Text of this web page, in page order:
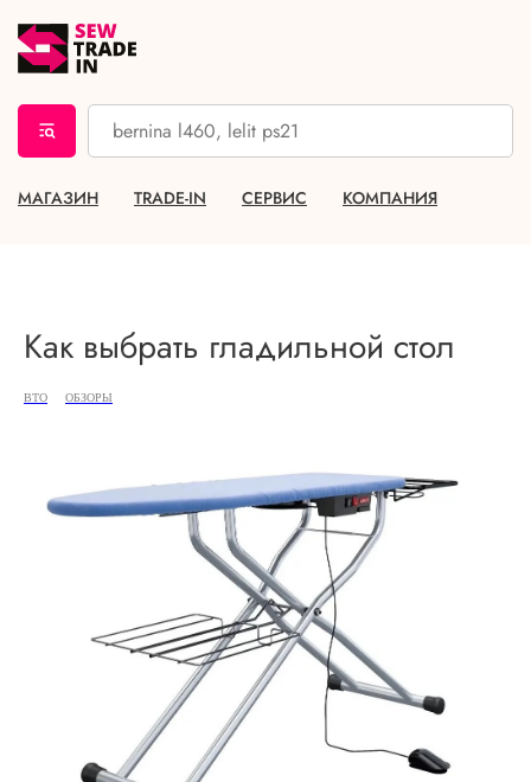
МАГАЗИН TRADE-IN СЕРВИС КОМПАНИЯ
Как выбрать гладильной стол
ВТО ОБЗОРЫ